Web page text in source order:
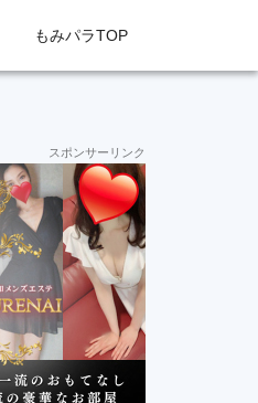
もみパラTOP
スポンサーリンク